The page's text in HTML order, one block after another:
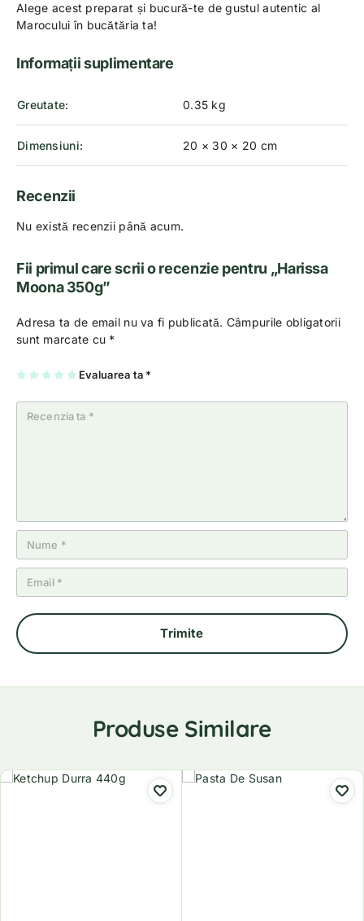
Alege acest preparat și bucură-te de gustul autentic al
Marocului în bucătăria ta!
Informații suplimentare
Greutate 0.35 kg
Dimensiuni 20 × 30 × 20 cm
Recenzii
Nu există recenzii până acum.
Fii primul care scrii o recenzie pentru „Harissa
Moona 350g”
Adresa ta de email nu va fi publicată. Câmpurile obligatorii
sunt marcate cu *
Evaluarea ta *
U
n
2
5
st
el
3
5
st
el
4
5
st
el
5
5
st
el
Produse Similare